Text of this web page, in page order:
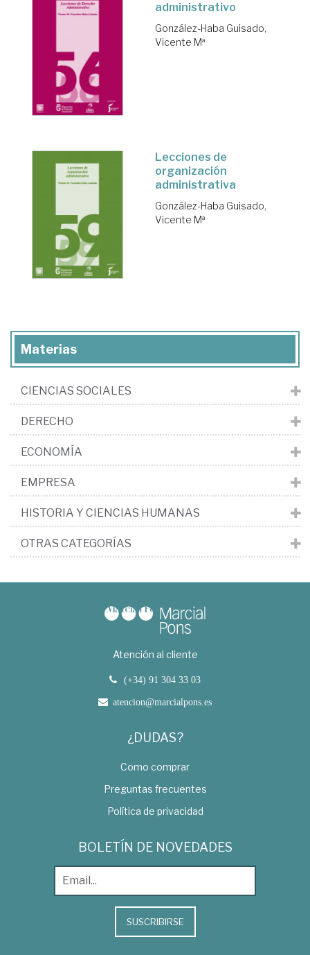
administrativo
González-Haba Guisado,
Vicente Mª
Lecciones de
organización
administrativa
González-Haba Guisado,
Vicente Mª
Materias
CIENCIAS SOCIALES
DERECHO
ECONOMÍA
EMPRESA
HISTORIA Y CIENCIAS HUMANAS
OTRAS CATEGORÍAS
Atención al cliente
(+34) 91 304 33 03
atencion@marcialpons.es
¿DUDAS?
Como comprar
Preguntas frecuentes
Política de privacidad
BOLETÍN DE NOVEDADES
SUSCRIBIRSE